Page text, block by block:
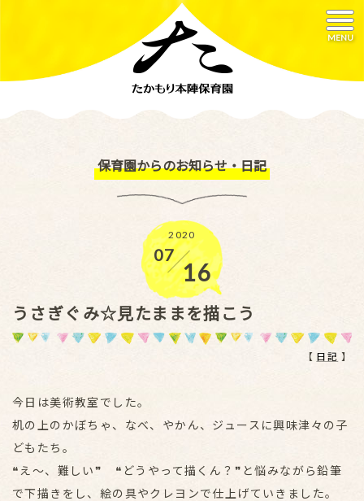
MENU
保育園からのお知らせ・日記
2020
07／16
うさぎぐみ☆見たままを描こう
【 日記 】
今日は美術教室でした。
机の上のかぼちゃ、なべ、やかん、ジュースに興味津々の子
どもたち。
❝え～、難しい❞ ❝どうやって描くん？❞と悩みながら鉛筆
で下描きをし、絵の具やクレヨンで仕上げていきました。